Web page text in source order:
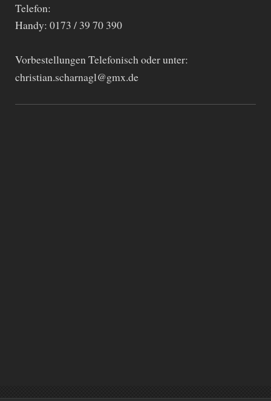
Telefon:
Handy: 0173 / 39 70 390
Vorbestellungen Telefonisch oder unter:
christian.scharnagl@gmx.de